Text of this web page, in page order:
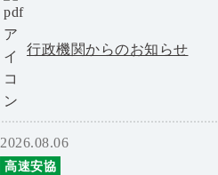
行政機関からのお知らせ
2026.08.06
高速安協